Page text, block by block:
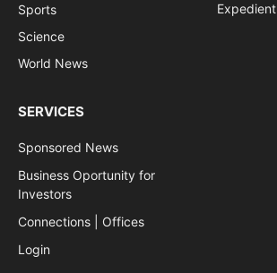
Sports
Science
World News
Expedient
SERVICES
Sponsored News
Business Oportunity for
Investors
Connections | Offices
Login